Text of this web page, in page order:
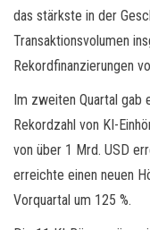
das stärkste in der
Transaktionsvolumen
Rekordfinanzierungen
Im zweiten Quartal gab
Rekordzahl von KI-
von über 1 Mrd. USD
erreichte einen neuen
Vorquartal um 125 %.